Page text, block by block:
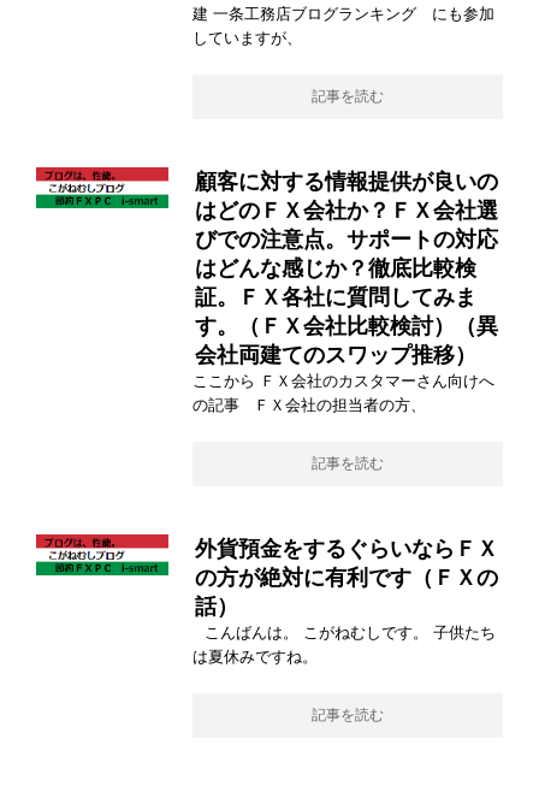
建 一条工務店ブログランキング にも参加
していますが、
記事を読む
顧客に対する情報提供が良いの
はどのＦＸ会社か？ＦＸ会社選
びでの注意点。サポートの対応
はどんな感じか？徹底比較検
証。ＦＸ各社に質問してみま
す。（ＦＸ会社比較検討）（異
会社両建てのスワップ推移）
ここから ＦＸ会社のカスタマーさん向けへ
の記事 ＦＸ会社の担当者の方、
記事を読む
外貨預金をするぐらいならＦＸ
の方が絶対に有利です（ＦＸの
話）
こんばんは。 こがねむしです。 子供たち
は夏休みですね。
記事を読む